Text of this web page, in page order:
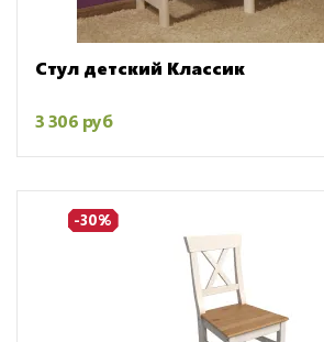
Стул детский Классик
3 306 руб
-30%